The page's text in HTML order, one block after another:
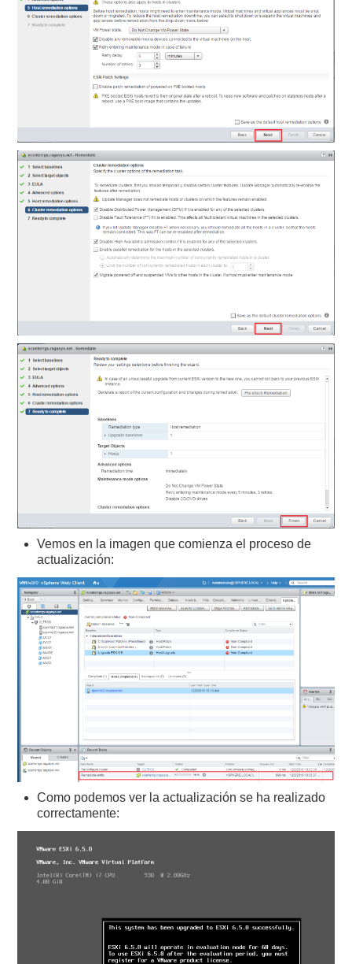
Vemos en la imagen que comienza el proceso de
actualización:
Como podemos ver la actualización se ha realizado
correctamente: